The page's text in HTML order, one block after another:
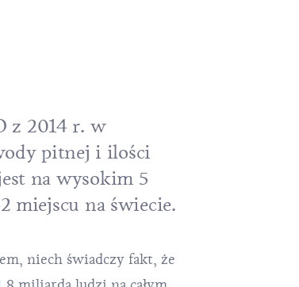
z 2014 r. w
pitnej i ilości
na wysokim 5
miejscu na świecie.
niech świadczy fakt, że